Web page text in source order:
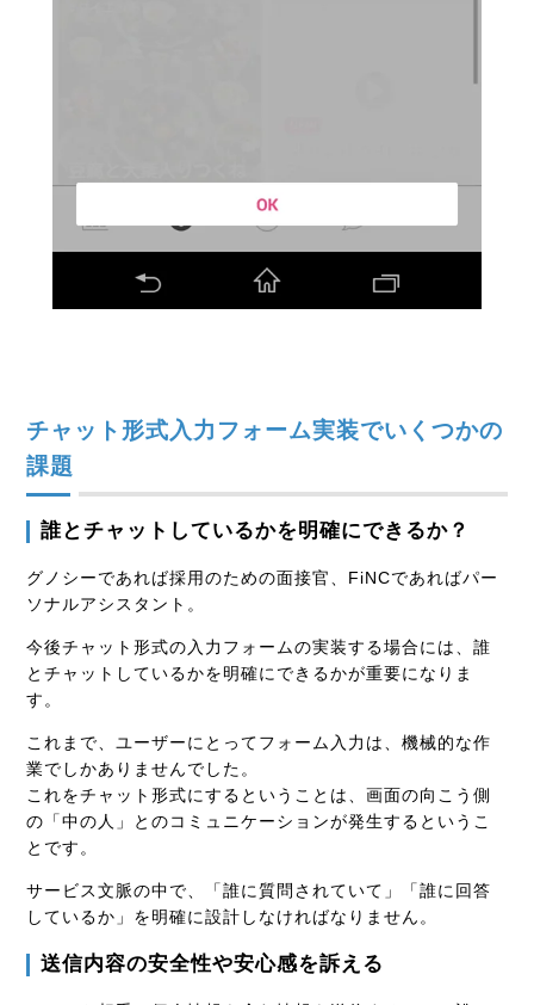
チャット形式入力フォーム実装でいくつかの
課題
誰とチャットしているかを明確にできるか？
グノシーであれば採用のための面接官、FiNCであればパー
ソナルアシスタント。
今後チャット形式の入力フォームの実装する場合には、誰
とチャットしているかを明確にできるかが重要になりま
す。
これまで、ユーザーにとってフォーム入力は、機械的な作
業でしかありませんでした。
これをチャット形式にするということは、画面の向こう側
の「中の人」とのコミュニケーションが発生するというこ
とです。
サービス文脈の中で、「誰に質問されていて」「誰に回答
しているか」を明確に設計しなければなりません。
送信内容の安全性や安心感を訴える